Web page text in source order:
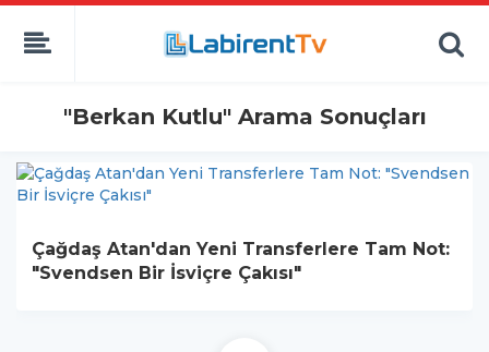
"Berkan Kutlu" Arama Sonuçları
Çağdaş Atan'dan Yeni Transferlere Tam Not:
"Svendsen Bir İsviçre Çakısı"